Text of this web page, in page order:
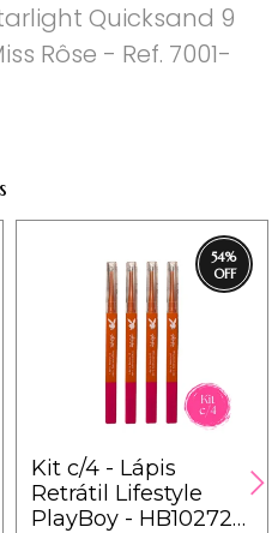
Quicksand 9
Rôse - Ref. 7001-
54%
Kit c/4 - Lápis
Retrátil Lifestyle
PlayBoy - HB102727